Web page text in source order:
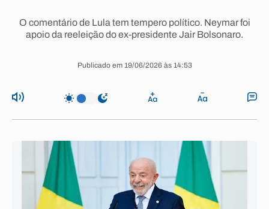
O comentário de Lula tem tempero político. Neymar foi
apoio da reeleição do ex-presidente Jair Bolsonaro.
Publicado em 19/06/2026 às 14:53